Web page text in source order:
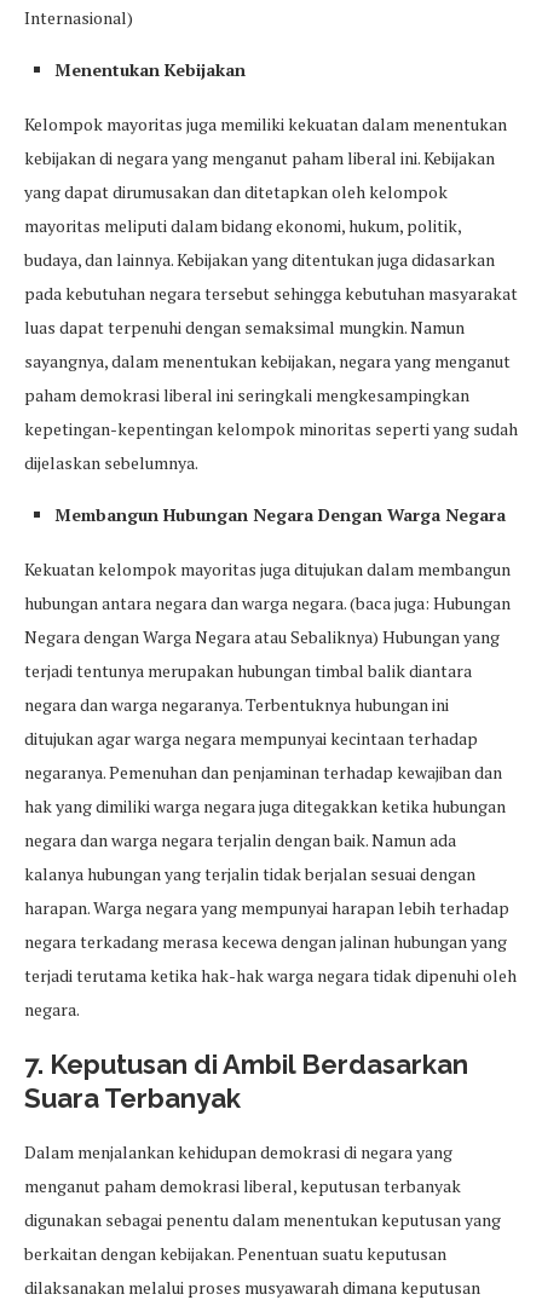
Internasional)
Menentukan Kebijakan
Kelompok mayoritas juga memiliki kekuatan dalam menentukan
kebijakan di negara yang menganut paham liberal ini. Kebijakan
yang dapat dirumusakan dan ditetapkan oleh kelompok
mayoritas meliputi dalam bidang ekonomi, hukum, politik,
budaya, dan lainnya. Kebijakan yang ditentukan juga didasarkan
pada kebutuhan negara tersebut sehingga kebutuhan masyarakat
luas dapat terpenuhi dengan semaksimal mungkin. Namun
sayangnya, dalam menentukan kebijakan, negara yang menganut
paham demokrasi liberal ini seringkali mengkesampingkan
kepetingan-kepentingan kelompok minoritas seperti yang sudah
dijelaskan sebelumnya.
Membangun Hubungan Negara Dengan Warga Negara
Kekuatan kelompok mayoritas juga ditujukan dalam membangun
hubungan antara negara dan warga negara. (baca juga: Hubungan
Negara dengan Warga Negara atau Sebaliknya) Hubungan yang
terjadi tentunya merupakan hubungan timbal balik diantara
negara dan warga negaranya. Terbentuknya hubungan ini
ditujukan agar warga negara mempunyai kecintaan terhadap
negaranya. Pemenuhan dan penjaminan terhadap kewajiban dan
hak yang dimiliki warga negara juga ditegakkan ketika hubungan
negara dan warga negara terjalin dengan baik. Namun ada
kalanya hubungan yang terjalin tidak berjalan sesuai dengan
harapan. Warga negara yang mempunyai harapan lebih terhadap
negara terkadang merasa kecewa dengan jalinan hubungan yang
terjadi terutama ketika hak-hak warga negara tidak dipenuhi oleh
negara.
7. Keputusan di Ambil Berdasarkan
Suara Terbanyak
Dalam menjalankan kehidupan demokrasi di negara yang
menganut paham demokrasi liberal, keputusan terbanyak
digunakan sebagai penentu dalam menentukan keputusan yang
berkaitan dengan kebijakan. Penentuan suatu keputusan
dilaksanakan melalui proses musyawarah dimana keputusan